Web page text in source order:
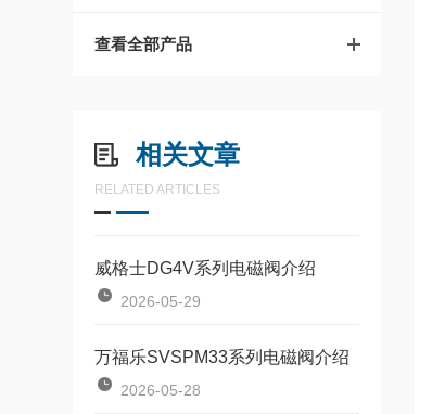
查看全部产品
相关文章
RELATED ARTICLES
威格士DG4V系列电磁阀介绍
2026-05-29
万福乐SVSPM33系列电磁阀介绍
2026-05-28